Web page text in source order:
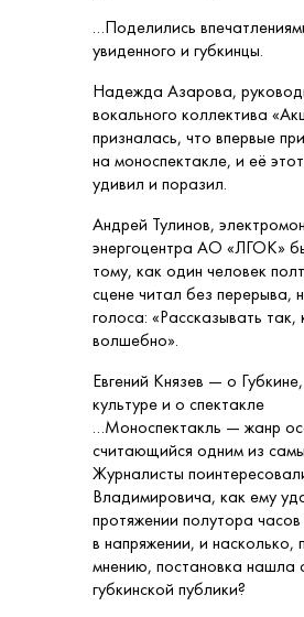
…Поделились
увиденного и губкинцы.
Надежда Азарова,
вокального коллектива
призналась, что впервые
на моноспектакле, и её
удивил и поразил.
Андрей Тулинов,
энергоцентра АО «ЛГОК»
тому, как один человек
сцене читал без перерыва,
голоса: «Рассказывать
волшебно».
Евгений Князев — о
культуре и о спектакле
…Моноспектакль — жанр
считающийся одним из
Журналисты
Владимировича, как ему
протяжении полутора
в напряжении, и насколько,
мнению, постановка нашла
губкинской публики?